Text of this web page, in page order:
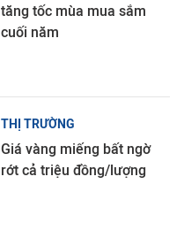
tăng tốc mùa mua sắm
cuối năm
THỊ TRƯỜNG
Giá vàng miếng bất ngờ
rớt cả triệu đồng/lượng